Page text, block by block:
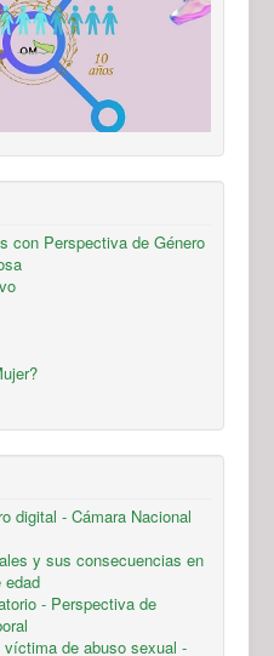
con Perspectiva de Género
digital - Cámara Nacional
y sus consecuencias en
edad
- Perspectiva de
de abuso sexual -